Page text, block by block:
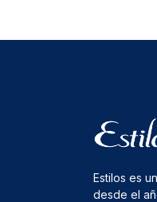
Estilos es
desde el